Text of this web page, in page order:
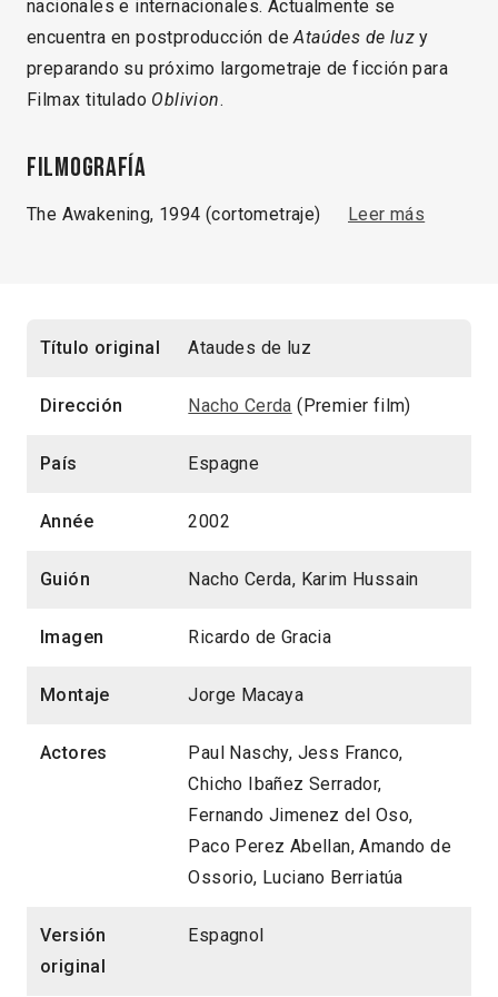
nacionales e internacionales. Actualmente se
encuentra en postproducción deAtaúdes de luz y
preparando su próximo largometraje de ficción para
Filmax titulado Oblivion.
Filmografía
The Awakening, 1994 (cortometraje) Leer más
Título original Ataudes de luz
Dirección Nacho Cerda (Premier film)
País Espagne
Année 2002
Guión Nacho Cerda, Karim Hussain
Imagen Ricardo de Gracia
Montaje Jorge Macaya
Actores
Paul Naschy, Jess Franco,
Chicho Ibañez Serrador,
Fernando Jimenez del Oso,
Paco Perez Abellan, Amando de
Ossorio, Luciano Berriatúa
Versión
original
Espagnol